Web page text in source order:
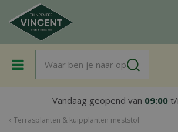
a
Terrasplanten & kuipplanten meststof
Vandaag geopend van 09:00